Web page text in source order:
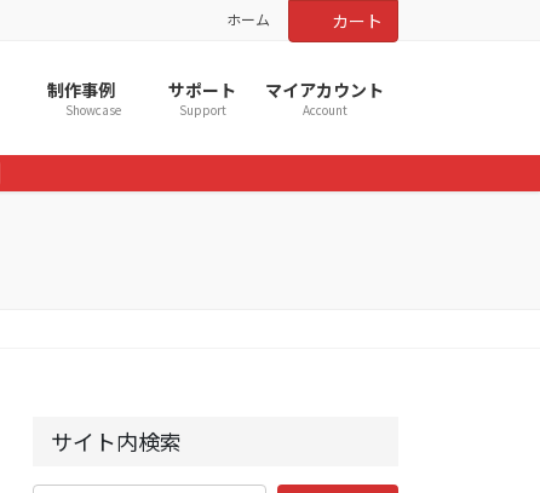
ホーム カート
制作事例
Showcase
サポート
Support
マイアカウント
Account
サイト内検索